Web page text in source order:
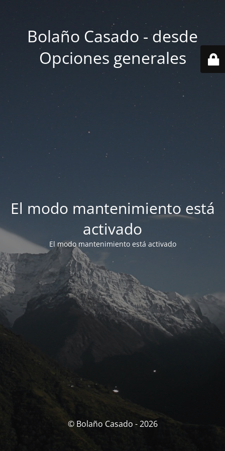
Bolaño Casado - desde
Opciones generales
El modo mantenimiento está
activado
El modo mantenimiento está activado
© Bolaño Casado - 2026